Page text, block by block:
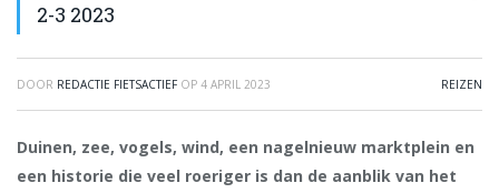
2-3 2023
DOOR REDACTIE FIETSACTIEF OP 4 APRIL 2023 REIZEN
Duinen, zee, vogels, wind, een nagelnieuw marktplein en
een historie die veel roeriger is dan de aanblik van het